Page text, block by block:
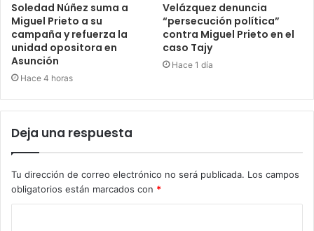
Soledad Núñez suma a
Miguel Prieto a su
campaña y refuerza la
unidad opositora en
Asunción
Hace 4 horas
Velázquez denuncia
“persecución política”
contra Miguel Prieto en el
caso Tajy
Hace 1 día
Deja una respuesta
Tu dirección de correo electrónico no será publicada. Los campos
obligatorios están marcados con *